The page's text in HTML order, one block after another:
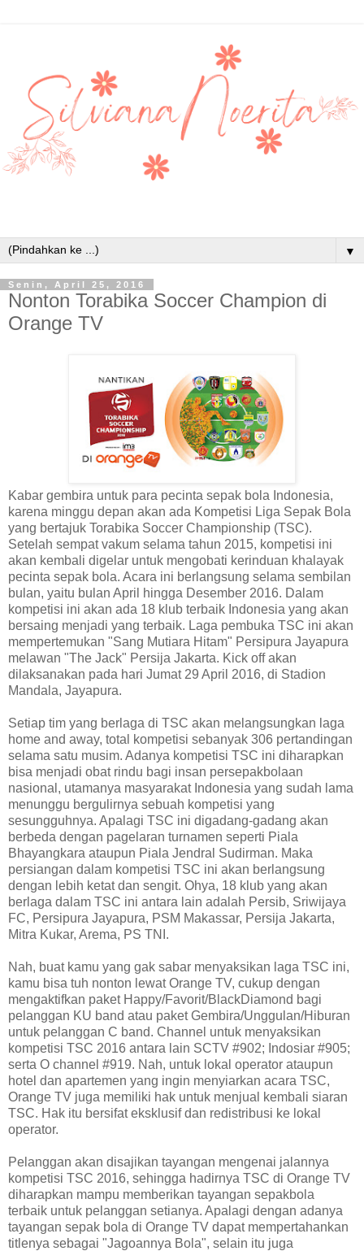
▼
Senin, April 25, 2016
Nonton Torabika Soccer Champion di
Orange TV
Kabar gembira untuk para pecinta sepak bola Indonesia,
karena minggu depan akan ada Kompetisi Liga Sepak Bola
yang bertajuk Torabika Soccer Championship (TSC).
Setelah sempat vakum selama tahun 2015, kompetisi ini
akan kembali digelar untuk mengobati kerinduan khalayak
pecinta sepak bola. Acara ini berlangsung selama sembilan
bulan, yaitu bulan April hingga Desember 2016. Dalam
kompetisi ini akan ada 18 klub terbaik Indonesia yang akan
bersaing menjadi yang terbaik. Laga pembuka TSC ini akan
mempertemukan "Sang Mutiara Hitam" Persipura Jayapura
melawan "The Jack" Persija Jakarta. Kick off akan
dilaksanakan pada hari Jumat 29 April 2016, di Stadion
Mandala, Jayapura.
Setiap tim yang berlaga di TSC akan melangsungkan laga
home and away, total kompetisi sebanyak 306 pertandingan
selama satu musim. Adanya kompetisi TSC ini diharapkan
bisa menjadi obat rindu bagi insan persepakbolaan
nasional, utamanya masyarakat Indonesia yang sudah lama
menunggu bergulirnya sebuah kompetisi yang
sesungguhnya. Apalagi TSC ini digadang-gadang akan
berbeda dengan pagelaran turnamen seperti Piala
Bhayangkara ataupun Piala Jendral Sudirman. Maka
persiangan dalam kompetisi TSC ini akan berlangsung
dengan lebih ketat dan sengit. Ohya, 18 klub yang akan
berlaga dalam TSC ini antara lain adalah Persib, Sriwijaya
FC, Persipura Jayapura, PSM Makassar, Persija Jakarta,
Mitra Kukar, Arema, PS TNI.
Nah, buat kamu yang gak sabar menyaksikan laga TSC ini,
kamu bisa tuh nonton lewat Orange TV, cukup dengan
mengaktifkan paket Happy/Favorit/BlackDiamond bagi
pelanggan KU band atau paket Gembira/Unggulan/Hiburan
untuk pelanggan C band. Channel untuk menyaksikan
kompetisi TSC 2016 antara lain SCTV #902; Indosiar #905;
serta O channel #919. Nah, untuk lokal operator ataupun
hotel dan apartemen yang ingin menyiarkan acara TSC,
Orange TV juga memiliki hak untuk menjual kembali siaran
TSC. Hak itu bersifat eksklusif dan redistribusi ke lokal
operator.
Pelanggan akan disajikan tayangan mengenai jalannya
kompetisi TSC 2016, sehingga hadirnya TSC di Orange TV
diharapkan mampu memberikan tayangan sepakbola
terbaik untuk pelanggan setianya. Apalagi dengan adanya
tayangan sepak bola di Orange TV dapat mempertahankan
titlenya sebagai "Jagoannya Bola", selain itu juga